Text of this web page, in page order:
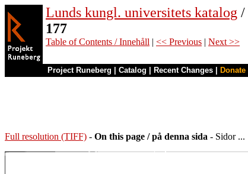
Lunds kungl. universitets katalog /
177
Table of Contents / Innehåll | << Previous | Next >>
Project Runeberg Catalog Recent Changes Donate
Full resolution (TIFF) - On this page / på denna sida - Sidor ...